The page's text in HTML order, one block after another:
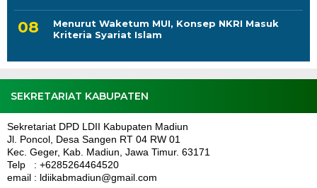
Menurut Waketum MUI, Konsep NKRI Masuk
Kriteria Syariat Islam
SEKRETARIAT KABUPATEN
Sekretariat DPD LDII Kabupaten Madiun
Jl. Poncol, Desa Sangen RT 04 RW 01
Kec. Geger, Kab. Madiun, Jawa Timur. 63171
Telp : +6285264464520
email : ldiikabmadiun@gmail.com